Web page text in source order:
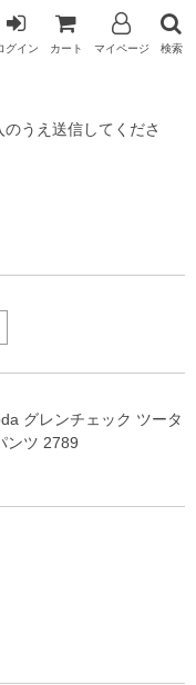
グイン カート マイページ 検索
うえ送信してくださ
グレンチェック ツータ
ンツ 2789